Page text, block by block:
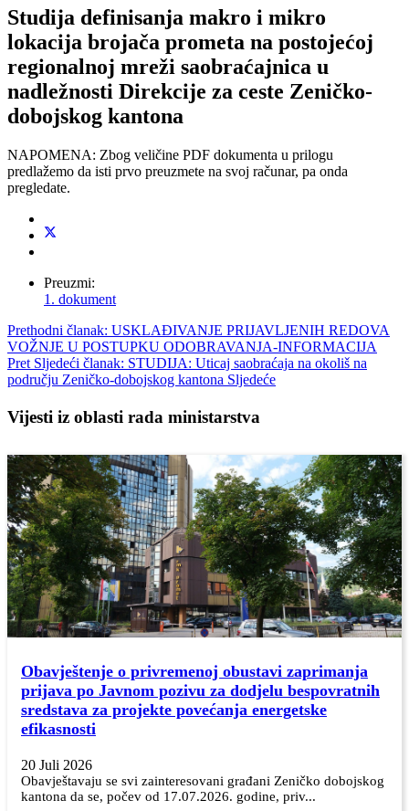
Studija definisanja makro i mikro
lokacija brojača prometa na postojećoj
regionalnoj mreži saobraćajnica u
nadležnosti Direkcije za ceste Zeničko-
dobojskog kantona
NAPOMENA: Zbog veličine PDF dokumenta u prilogu
predlažemo da isti prvo preuzmete na svoj računar, pa onda
pregledate.
Preuzmi:
1. dokument
Prethodni članak: USKLAĐIVANJE PRIJAVLJENIH REDOVA
VOŽNJE U POSTUPKU ODOBRAVANJA-INFORMACIJA
Pret Sljedeći članak: STUDIJA: Uticaj saobraćaja na okoliš na
području Zeničko-dobojskog kantona Sljedeće
Vijesti iz oblasti rada ministarstva
Obavještenje o privremenoj obustavi zaprimanja
prijava po Javnom pozivu za dodjelu bespovratnih
sredstava za projekte povećanja energetske
efikasnosti
20 Juli 2026
Obavještavaju se svi zainteresovani građani Zeničko dobojskog
kantona da se, počev od 17.07.2026. godine, priv...